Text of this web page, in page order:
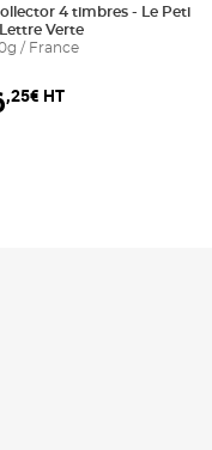
au panier
4 timbres - Le Petit
Verte
/ France
,25€ HT